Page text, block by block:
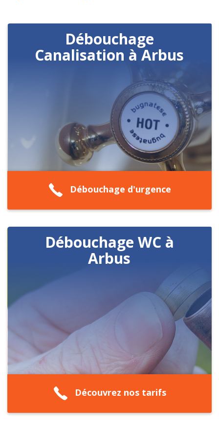
Débouchage
Canalisation à Arbus
Débouchage d'urgence
Débouchage WC à
Arbus
Découvrez nos tarifs